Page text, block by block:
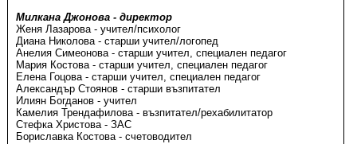
Милкана Джонова - директор
Женя Лазарова - учител/психолог
Диана Николова - старши учител/логопед
Анелия Симеонова - старши учител, специален педагог
Мария Костова - старши учител, специален педагог
Елена Гоцова - старши учител, специален педагог
Александър Стоянов - старши възпитател
Илиян Богданов - учител
Камелия Трендафилова - възпитател/рехабилитатор
Стефка Христова - ЗАС
Бориславка Костова - счетоводител